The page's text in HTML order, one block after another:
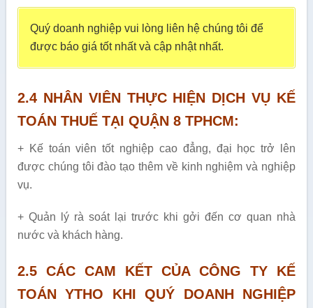
Quý doanh nghiệp vui lòng liên hệ chúng tôi để
được báo giá tốt nhất và cập nhật nhất.
2.4 NHÂN VIÊN THỰC HIỆN DỊCH VỤ KẾ
TOÁN THUẾ TẠI QUẬN 8 TPHCM:
+ Kế toán viên tốt nghiệp cao đẳng, đại học trở lên
được chúng tôi đào tạo thêm về kinh nghiệm và nghiệp
vụ.
+ Quản lý rà soát lại trước khi gởi đến cơ quan nhà
nước và khách hàng.
2.5 CÁC CAM KẾT CỦA CÔNG TY KẾ
TOÁN YTHO KHI QUÝ DOANH NGHIỆP